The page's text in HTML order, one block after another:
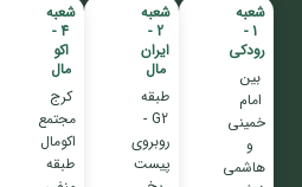
شعبه
1 -
رودکی
بین
امام
خمینی
و
هاشمی
شعبه
2 -
ایران
مال
طبقه
G2 -
روبروی
پیست
شعبه
4 -
اکو
مال
کرج
مجتمع
اکومال
طبقه